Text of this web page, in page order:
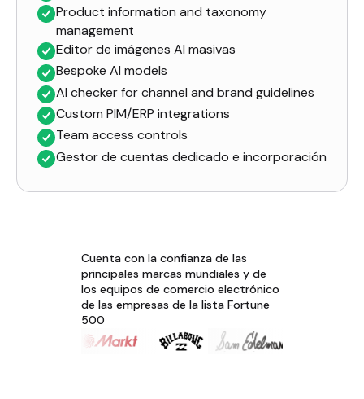
Product information and taxonomy
management
Editor de imágenes AI masivas
Bespoke AI models
AI checker for channel and brand guidelines
Custom PIM/ERP integrations
Team access controls
Gestor de cuentas dedicado e incorporación
Cuenta con la confianza de las
principales marcas mundiales y de
los equipos de comercio electrónico
de las empresas de la lista Fortune
500